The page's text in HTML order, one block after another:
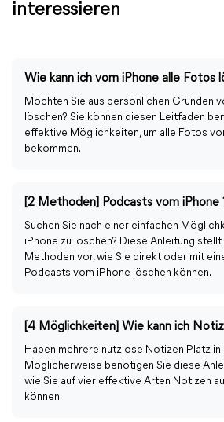
interessieren
Wie kann ich vom iPhone alle Fotos
Möchten Sie aus persönlichen Gründen
löschen? Sie können diesen Leitfaden
effektive Möglichkeiten, um alle Fotos
bekommen.
[2 Methoden] Podcasts vom
Suchen Sie nach einer einfachen
iPhone zu löschen? Diese Anleitung
Methoden vor, wie Sie direkt oder mit
Podcasts vom iPhone löschen können.
Haben mehrere nutzlose Notizen Platz
Möglicherweise benötigen Sie diese
wie Sie auf vier effektive Arten Notizen
können.